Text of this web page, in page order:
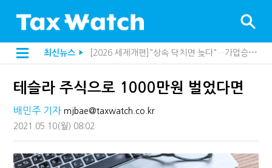
최신뉴스 ▶
[2026 세제개편]종부세는 집값, 가업상속은 기술…납세자가 꼭 볼 5가지
해외 안 갔는데 긁힌 신용카드…관세청이 몇분 만에 찾아낸 비결은?
내 지분만 봤다간 낭패…주식 양도세 추징 부른 '3가지 실수'
테슬라 주식으로 1000만원 벌었다면
배민주 기자 mjbae@taxwatch.co.kr
2021.05.10(월) 08:02